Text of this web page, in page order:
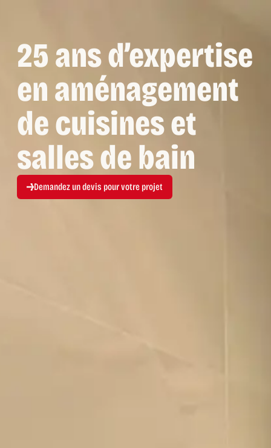
25 ans d’expertise
en aménagement
de cuisines et
salles de bain
Demandez un devis pour votre projet